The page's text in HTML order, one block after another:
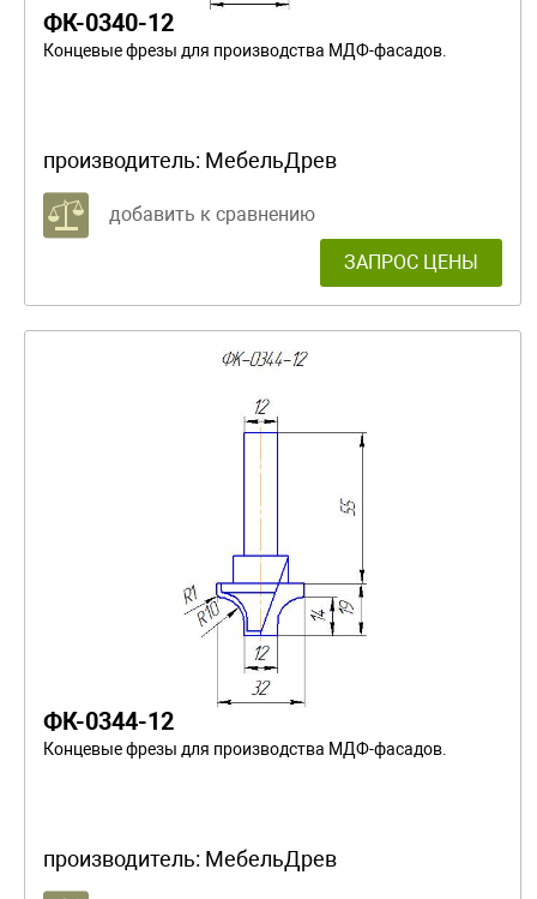
ФК-0340-12
Концевые фрезы для производства МДФ-фасадов.
производитель: МебельДрев
добавить к сравнению
ЗАПРОС ЦЕНЫ
ФК-0344-12
Концевые фрезы для производства МДФ-фасадов.
производитель: МебельДрев